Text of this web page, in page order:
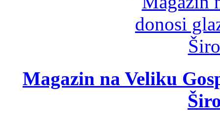
Magazin na Veliku